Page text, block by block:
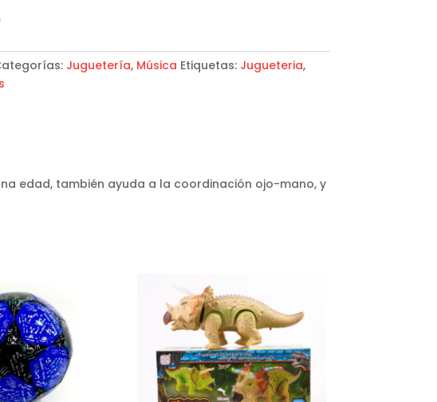
Juguetería, Música Etiquetas: Jugueteria,
edad, también ayuda a la coordinación ojo-mano, y